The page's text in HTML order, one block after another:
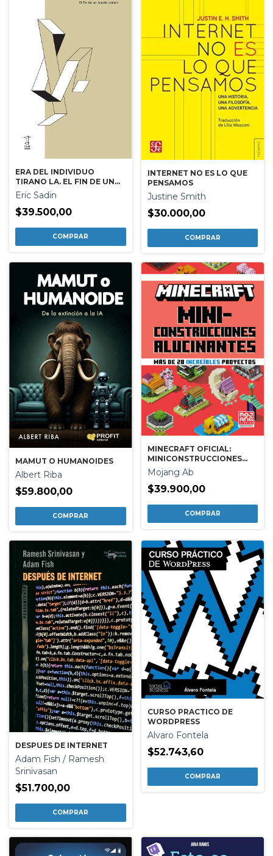
ERA DEL INDIVIDUO
TIRANO LA. EL FIN DE UN
MUNDO COMUN
Eric Sadin
$39.500,00
INTERNET NO ES LO QUE
PENSAMOS
Justine Smith
$30.000,00
MAMUT O HUMANOIDES
Albert Riba
$59.800,00
MINECRAFT OFICIAL:
MINICONSTRUCCIONES
ALUCINANTES
Mojang Ab
$39.900,00
DESPUES DE INTERNET
Adam Fish / Ramesh
Srinivasan
$51.700,00
CURSO PRACTICO DE
WORDPRESS
Alvaro Fontela
$52.743,60